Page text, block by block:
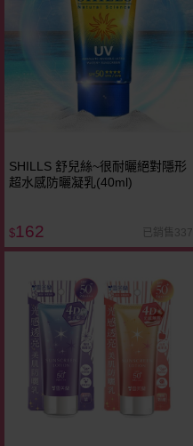
SHILLS 舒兒絲~很耐曬絕對隱形
超水感防曬凝乳(40ml)
$162 已銷售337